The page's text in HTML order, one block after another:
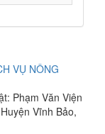
VỤ NÔNG
Phạm Văn Viện
Vĩnh Bảo,